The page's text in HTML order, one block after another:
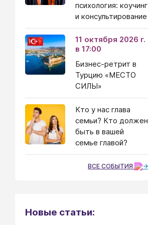
психология: коучинг
и консультирование
11 октября 2026 г.
в 17:00
Бизнес-ретрит в
Турцию «МЕСТО
СИЛЫ»
Кто у нас глава
семьи? Кто должен
быть в вашей
семье главой?
ВСЕ СОБЫТИЯ
Новые статьи: